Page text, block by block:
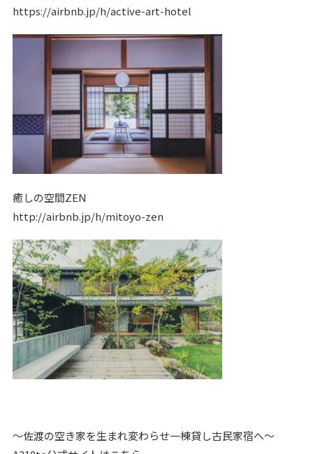
https://airbnb.jp/h/active-art-hotel
癒しの空間ZEN
http://airbnb.jp/h/mitoyo-zen
〜佐渡の空き家を生まれ変わらせ一棟貸し古民家宿へ〜